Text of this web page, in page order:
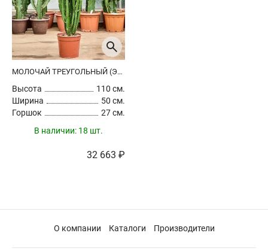
МОЛОЧАЙ ТРЕУГОЛЬНЫЙ (ЭУФОРБИЯ ТРИГОНА)
Высота
110 см.
Ширина
50 см.
Горшок
27 см.
В наличии: 18 шт.
32 663 ₽
О компании Каталоги Производители